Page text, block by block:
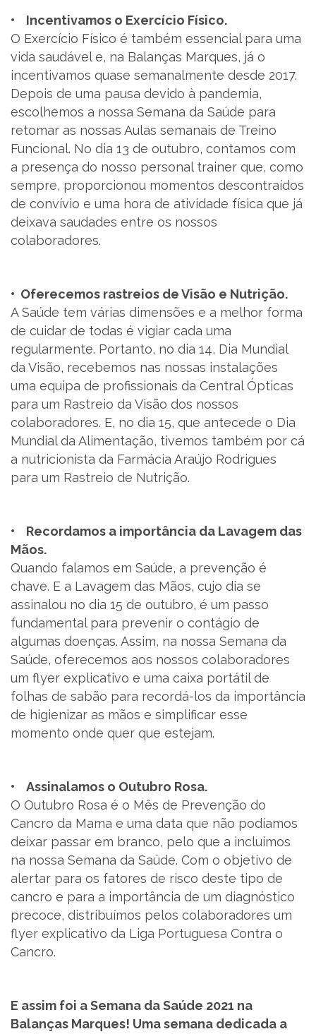
• Incentivamos o Exercício Físico.
O Exercício Físico é também essencial para uma
vida saudável e, na Balanças Marques, já o
incentivamos quase semanalmente desde 2017.
Depois de uma pausa devido à pandemia,
escolhemos a nossa Semana da Saúde para
retomar as nossas Aulas semanais de Treino
Funcional. No dia 13 de outubro, contamos com
a presença do nosso personal trainer que, como
sempre, proporcionou momentos descontraídos
de convívio e uma hora de atividade física que já
deixava saudades entre os nossos
colaboradores.
• Oferecemos rastreios de Visão e Nutrição.
A Saúde tem várias dimensões e a melhor forma
de cuidar de todas é vigiar cada uma
regularmente. Portanto, no dia 14, Dia Mundial
da Visão, recebemos nas nossas instalações
uma equipa de profissionais da Central Ópticas
para um Rastreio da Visão dos nossos
colaboradores. E, no dia 15, que antecede o Dia
Mundial da Alimentação, tivemos também por cá
a nutricionista da Farmácia Araújo Rodrigues
para um Rastreio de Nutrição.
• Recordamos a importância da Lavagem das
Mãos.
Quando falamos em Saúde, a prevenção é
chave. E a Lavagem das Mãos, cujo dia se
assinalou no dia 15 de outubro, é um passo
fundamental para prevenir o contágio de
algumas doenças. Assim, na nossa Semana da
Saúde, oferecemos aos nossos colaboradores
um flyer explicativo e uma caixa portátil de
folhas de sabão para recordá-los da importância
de higienizar as mãos e simplificar esse
momento onde quer que estejam.
• Assinalamos o Outubro Rosa.
O Outubro Rosa é o Mês de Prevenção do
Cancro da Mama e uma data que não podíamos
deixar passar em branco, pelo que a incluímos
na nossa Semana da Saúde. Com o objetivo de
alertar para os fatores de risco deste tipo de
cancro e para a importância de um diagnóstico
precoce, distribuímos pelos colaboradores um
flyer explicativo da Liga Portuguesa Contra o
Cancro.
E assim foi a Semana da Saúde 2021 na
Balanças Marques! Uma semana dedicada a